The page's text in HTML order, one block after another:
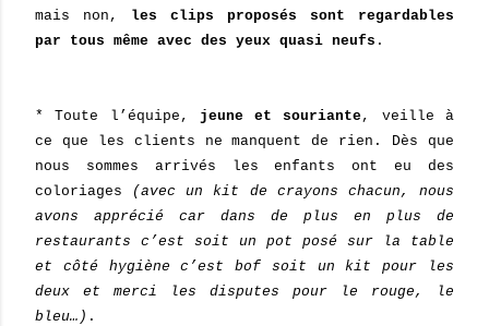
mais non, les clips proposés sont regardables
par tous même avec des yeux quasi neufs .
* Toute l’équipe, jeune et souriante, veille à
ce que les clients ne manquent de rien. Dès que
nous sommes arrivés les enfants ont eu des
coloriages
(avec un kit de crayons chacun, nous
avons apprécié car dans de plus en plus de
restaurants c’est soit un pot posé sur la table
et côté hygiène c’est bof soit un kit pour les
deux et merci les disputes pour le rouge, le
bleu…) .